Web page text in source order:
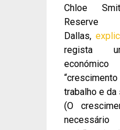
Chloe
Dallas,
regista
trabalho e da
(O